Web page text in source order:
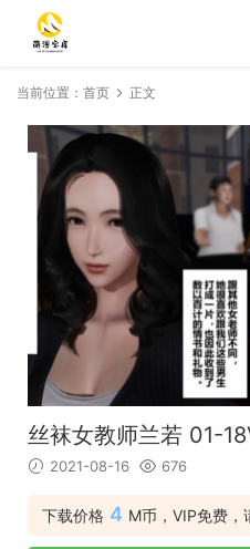
当前位置： 首页 正文
丝袜女教师兰若 01-
2021-08-16 676
下载价格 4 M币，VIP免费，